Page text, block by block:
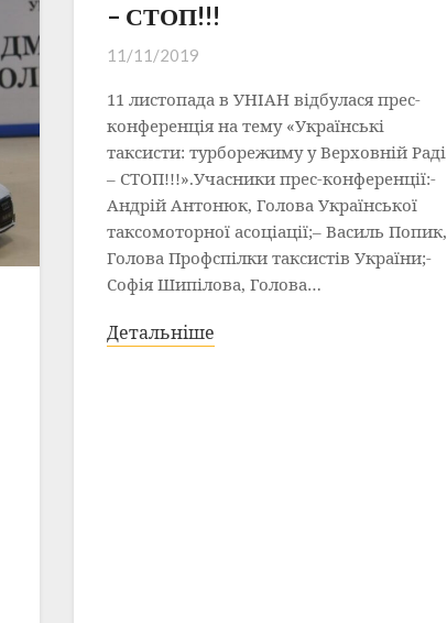
– СТОП!!!
11/11/2019
11 листопада в УНІАН відбулася прес-
конференція на тему «Українські
таксисти: турборежиму у Верховній Раді
– СТОП!!!».Учасники прес-конференції:-
Андрій Антонюк, Голова Української
таксомоторної асоціації;– Василь Попик,
Голова Профспілки таксистів України;-
Софія Шипілова, Голова…
Детальніше